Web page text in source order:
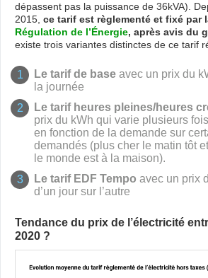
dépassent pas la puissance de 36kVA).
2015, ce tarif est règlementé et fixé par
Régulation de l’Énergie, après avis du
existe trois variantes distinctes de ce tarif
Le tarif de base avec un prix du
la journée
Le tarif heures pleines/heures
prix du kWh qui varie plusieurs
en fonction de la demande sur
demandés (plus cher le matin tôt
le monde est à la maison).
Le tarif EDF Tempo avec un prix
d’un jour sur l’autre
Tendance du prix de l’électricité
2020 ?